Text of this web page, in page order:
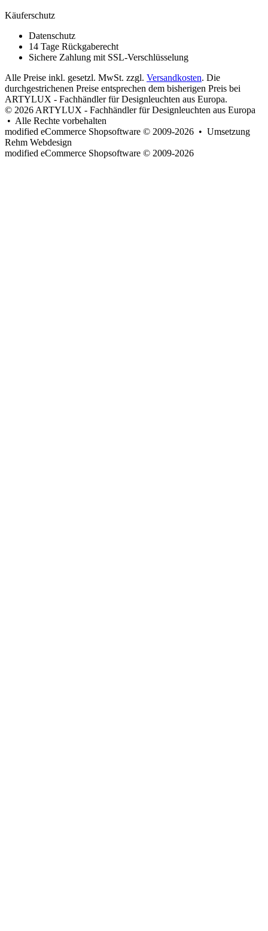
Käuferschutz
Datenschutz
14 Tage Rückgaberecht
Sichere Zahlung mit SSL-Verschlüsselung
Alle Preise inkl. gesetzl. MwSt. zzgl. Versandkosten. Die
durchgestrichenen Preise entsprechen dem bisherigen Preis bei
ARTYLUX - Fachhändler für Designleuchten aus Europa.
© 2026 ARTYLUX - Fachhändler für Designleuchten aus Europa
• Alle Rechte vorbehalten
modified eCommerce Shopsoftware © 2009-2026 • Umsetzung
Rehm Webdesign
modified eCommerce Shopsoftware © 2009-2026